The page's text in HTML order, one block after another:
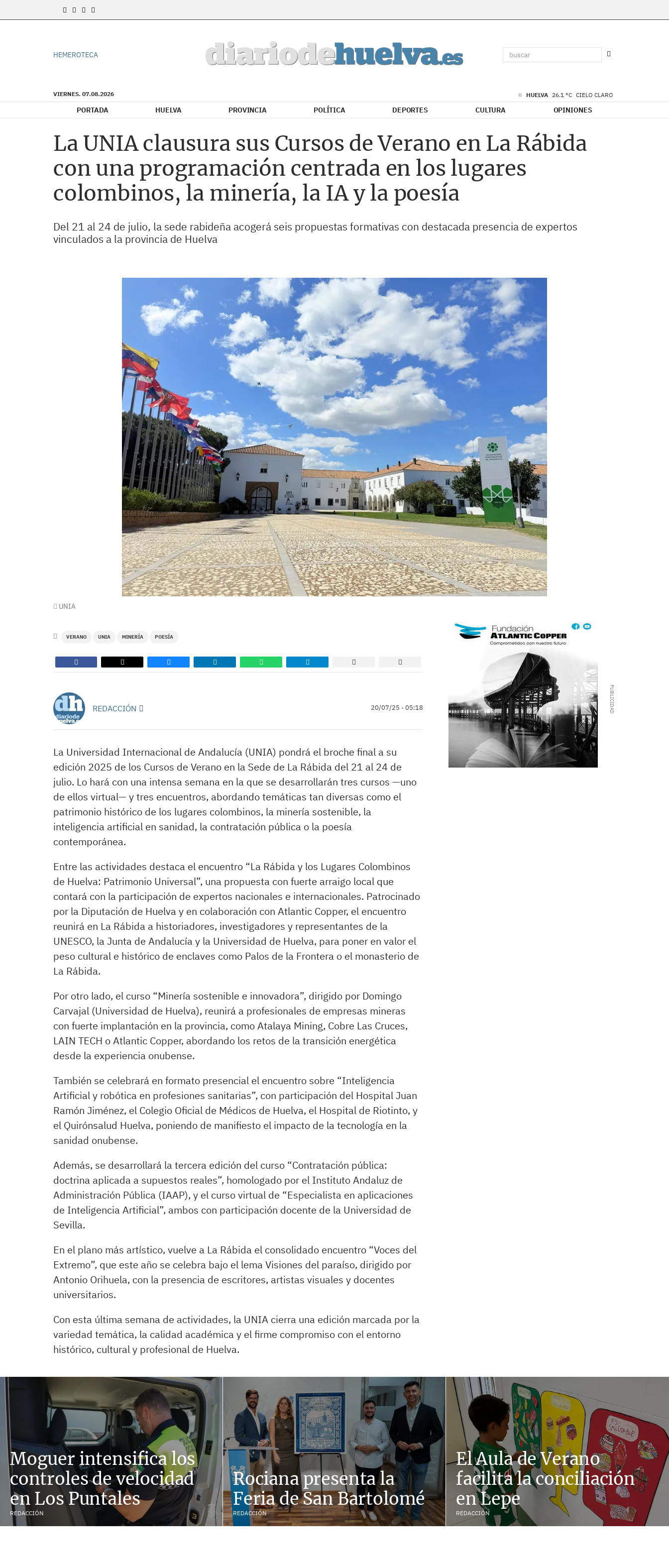
HEMEROTECA
VIERNES. 07.08.2026 HUELVA 26.1 °C CIELO CLARO
PORTADA HUELVA PROVINCIA POLÍTICA DEPORTES CULTURA OPINIONES
La UNIA clausura sus Cursos de Verano en La Rábida
con una programación centrada en los lugares
colombinos, la minería, la IA y la poesía
Del 21 al 24 de julio, la sede rabideña acogerá seis propuestas formativas con destacada presencia de expertos
vinculados a la provincia de Huelva
UNIA
VERANO UNIA MINERÍA POESÍA
REDACCIÓN 20/07/25 - 05:18
La Universidad Internacional de Andalucía (UNIA) pondrá el broche final a su
edición 2025 de los Cursos de Verano en la Sede de La Rábida del 21 al 24 de
julio. Lo hará con una intensa semana en la que se desarrollarán tres cursos —uno
de ellos virtual— y tres encuentros, abordando temáticas tan diversas como el
patrimonio histórico de los lugares colombinos, la minería sostenible, la
inteligencia artificial en sanidad, la contratación pública o la poesía
contemporánea.
Entre las actividades destaca el encuentro “La Rábida y los Lugares Colombinos
de Huelva: Patrimonio Universal”, una propuesta con fuerte arraigo local que
contará con la participación de expertos nacionales e internacionales. Patrocinado
por la Diputación de Huelva y en colaboración con Atlantic Copper, el encuentro
reunirá en La Rábida a historiadores, investigadores y representantes de la
UNESCO, la Junta de Andalucía y la Universidad de Huelva, para poner en valor el
peso cultural e histórico de enclaves como Palos de la Frontera o el monasterio de
La Rábida.
Por otro lado, el curso “Minería sostenible e innovadora”, dirigido por Domingo
Carvajal (Universidad de Huelva), reunirá a profesionales de empresas mineras
con fuerte implantación en la provincia, como Atalaya Mining, Cobre Las Cruces,
LAIN TECH o Atlantic Copper, abordando los retos de la transición energética
desde la experiencia onubense.
También se celebrará en formato presencial el encuentro sobre “Inteligencia
Artificial y robótica en profesiones sanitarias”, con participación del Hospital Juan
Ramón Jiménez, el Colegio Oficial de Médicos de Huelva, el Hospital de Riotinto, y
el Quirónsalud Huelva, poniendo de manifiesto el impacto de la tecnología en la
sanidad onubense.
Además, se desarrollará la tercera edición del curso “Contratación pública:
doctrina aplicada a supuestos reales”, homologado por el Instituto Andaluz de
Administración Pública (IAAP), y el curso virtual de “Especialista en aplicaciones
de Inteligencia Artificial”, ambos con participación docente de la Universidad de
Sevilla.
En el plano más artístico, vuelve a La Rábida el consolidado encuentro “Voces del
Extremo”, que este año se celebra bajo el lema Visiones del paraíso, dirigido por
Antonio Orihuela, con la presencia de escritores, artistas visuales y docentes
universitarios.
Con esta última semana de actividades, la UNIA cierra una edición marcada por la
variedad temática, la calidad académica y el firme compromiso con el entorno
histórico, cultural y profesional de Huelva.
Moguer intensifica los
controles de velocidad
en Los Puntales
REDACCIÓN
Rociana presenta la
Feria de San Bartolomé
REDACCIÓN
El Aula de Verano
facilita la conciliación
en Lepe
REDACCIÓN